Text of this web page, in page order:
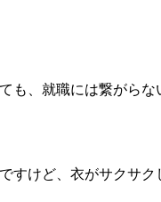
も、就職には繋がらな
すけど、衣がサクサク